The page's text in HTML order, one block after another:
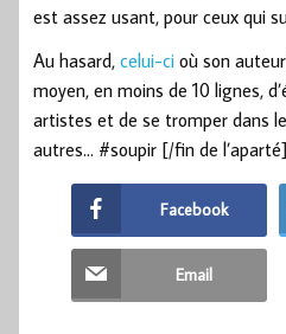
est assez usant, pour ceux qui
Au hasard, celui-ci où son
moyen, en moins de 10 lignes,
artistes et de se tromper dans
autres… #soupir [/fin de l’aparté]
Facebook
Email